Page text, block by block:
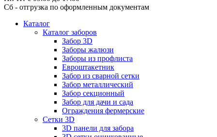
Сб - отгрузка по оформленным документам
Каталог
Каталог заборов
Забор 3D
Заборы жалюзи
Заборы из профлиста
Евроштакетник
Забор из сварной сетки
Забор металлический
Забор секционный
Забор для дачи и сада
Ограждения фермерские
Сетки 3D
3D панели для забора